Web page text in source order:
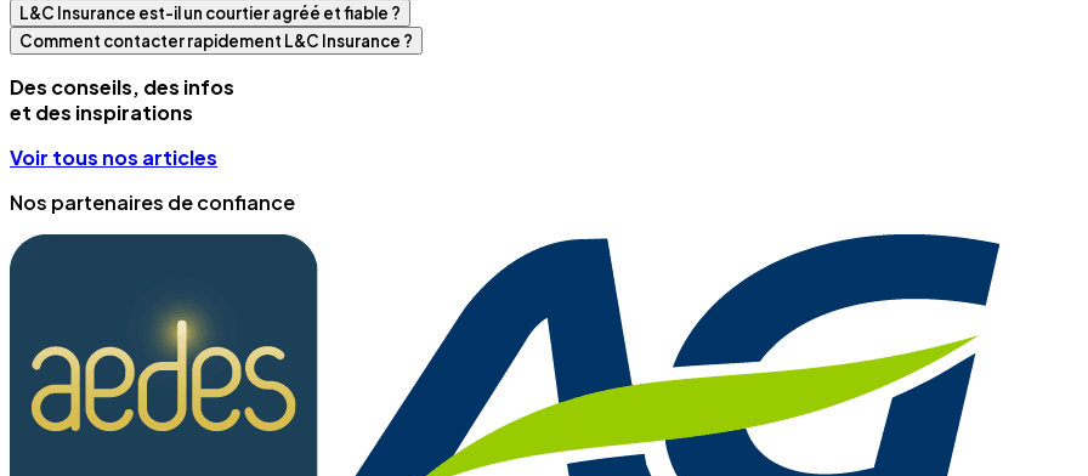
L&C Insurance est-il un courtier agréé et fiable ?
Comment contacter rapidement L&C Insurance ?
Des conseils, des infos
et des inspirations
Voir tous nos articles
Nos partenaires de confiance